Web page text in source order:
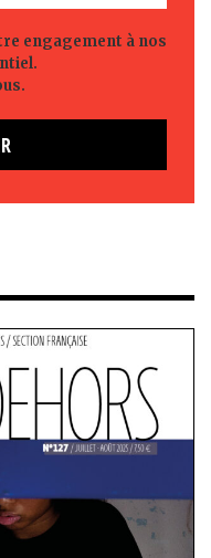
engagement à nos